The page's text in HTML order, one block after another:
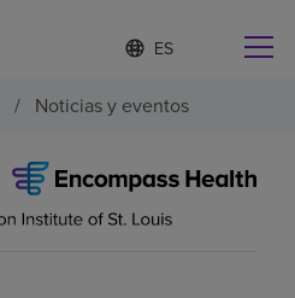
Lista
de
contraída
d
o
s
e
l
/ Noticias y eventos